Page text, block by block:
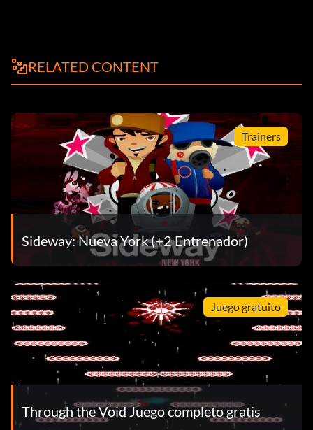
RELATED CONTENT
Trainers
Sideway: Nueva York (+2 Entrenador)
Juego gratuito
Through the Void Juego completo gratis